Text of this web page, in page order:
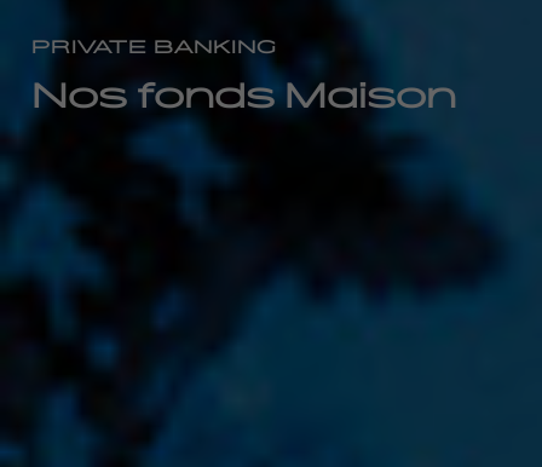
PRIVATE BANKING
Nos fonds Maison